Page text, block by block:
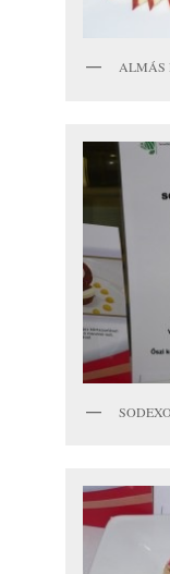
ALMÁS
SODEXO